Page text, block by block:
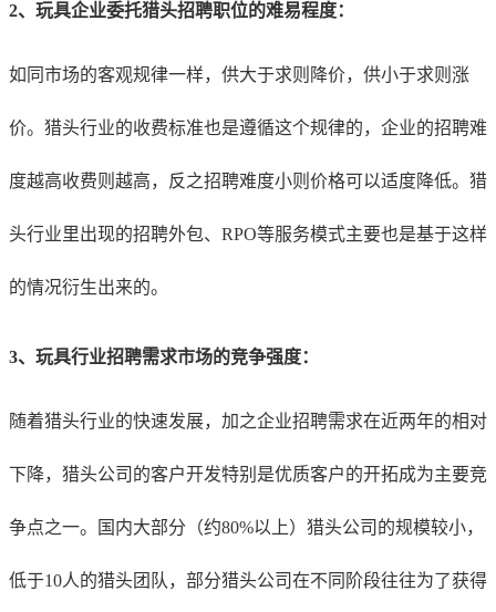
2、玩具企业委托猎头招聘职位的难易程度：
如同市场的客观规律一样，供大于求则降价，供小于求则涨
价。猎头行业的收费标准也是遵循这个规律的，企业的招聘难
度越高收费则越高，反之招聘难度小则价格可以适度降低。猎
头行业里出现的招聘外包、RPO等服务模式主要也是基于这样
的情况衍生出来的。
3、玩具行业招聘需求市场的竞争强度：
随着猎头行业的快速发展，加之企业招聘需求在近两年的相对
下降，猎头公司的客户开发特别是优质客户的开拓成为主要竞
争点之一。国内大部分（约80%以上）猎头公司的规模较小，
低于10人的猎头团队，部分猎头公司在不同阶段往往为了获得